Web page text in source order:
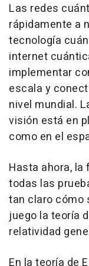
Las redes
rápidamente a
tecnología
internet
implementar
escala y
nivel mundial.
visión está en
como en el
Hasta ahora,
todas las
tan claro cómo
juego la teoría
relatividad
En la teoría de